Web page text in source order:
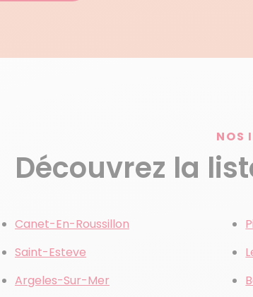
NOS
Découvrez la
Canet-En-Roussillon
Saint-Esteve
Argeles-Sur-Mer